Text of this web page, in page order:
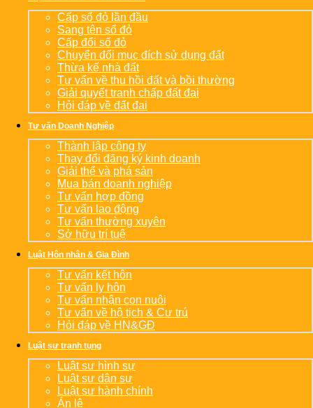
Cấp sổ đỏ lần đầu
Sang tên sổ đỏ
Cấp đổi sổ đỏ
Chuyển đổi mục đích sử dụng đất
Thừa kế nhà đất
Tư vấn về thu hồi đất và bồi thường
Giải quyết tranh chấp đất đai
Hỏi đáp về đất đai
Tư vấn Doanh Nghiệp
Thành lập công ty
Thay đổi đăng ký kinh doanh
Giải thể và phá sản
Mua bán doanh nghiệp
Tư vấn hợp đồng
Tư vấn lao động
Tư vấn thường xuyên
Sở hữu trí tuệ
Luật Hôn nhân & Gia Đình
Tư vấn kết hôn
Tư vấn ly hôn
Tư vấn nhận con nuôi
Tư vấn về hộ tịch & Cư trú
Hỏi đáp về HN&GĐ
Luật sư tranh tụng
Luật sư hình sự
Luật sư dân sự
Luật sư hành chính
Án lệ